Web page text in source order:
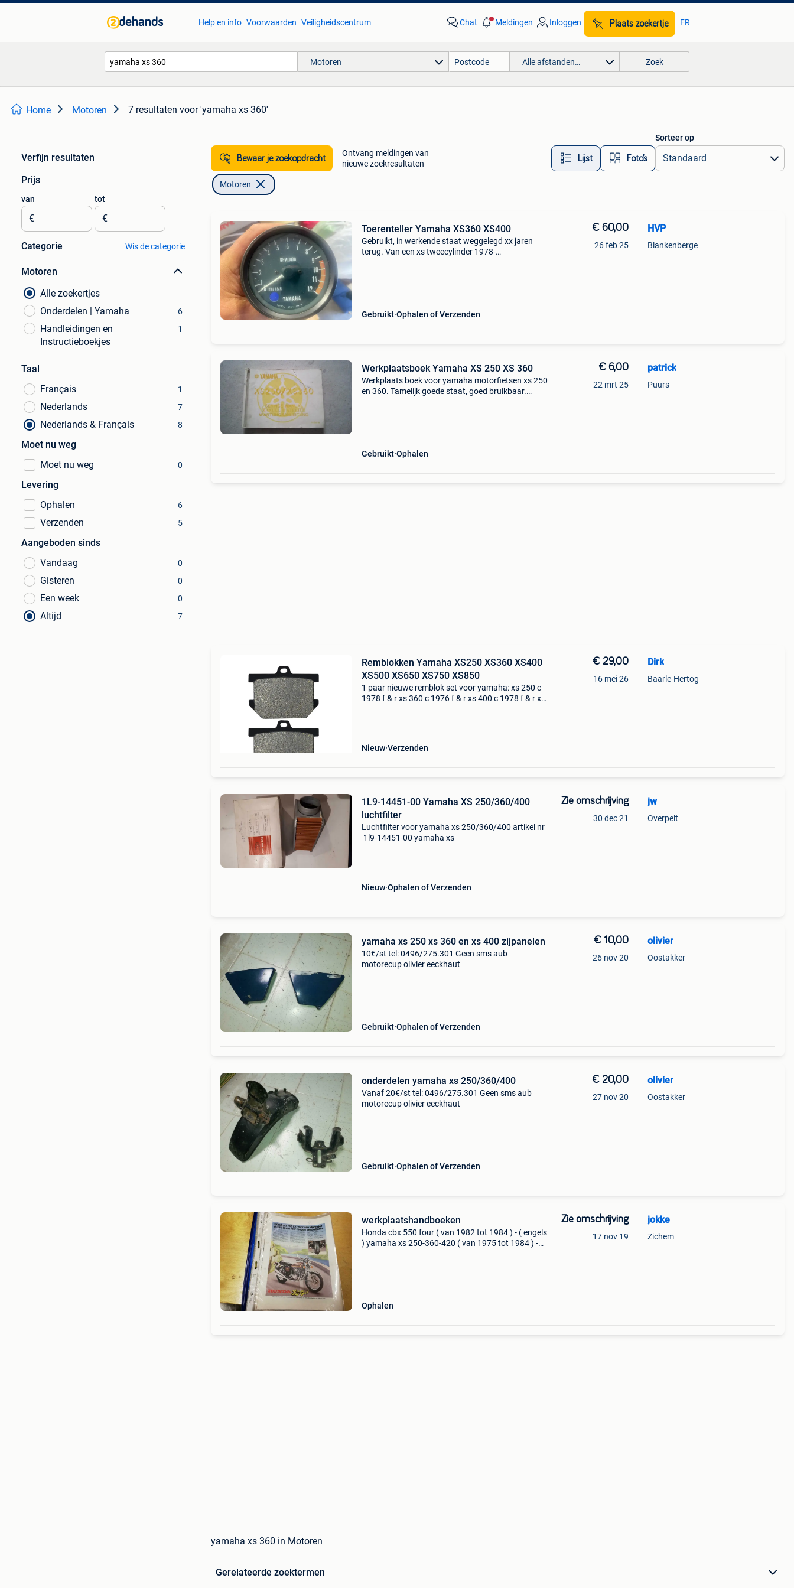
Help en info Voorwaarden Veiligheidscentrum Chat Meldingen Inloggen Plaats zoekertje FR
Motoren Alle afstanden… Zoek
Home Motoren 7 resultaten voor 'yamaha xs 360'
Verfijn resultaten
Prijs
van
€
tot
€
Categorie Wis de categorie
Motoren
Alle zoekertjes
Onderdelen | Yamaha
6
Handleidingen en
Instructieboekjes
1
Taal
Français
1
Nederlands 7
Nederlands & Français 8
Moet nu weg
Moet nu weg
0
Levering
Ophalen
6
Verzenden 5
Aangeboden sinds
Vandaag
0
Gisteren 0
Een week 0
Altijd 7
Bewaar je zoekopdracht
Ontvang meldingen van
nieuwe zoekresultaten
Lijst Foto’s
Sorteer op
Motoren
Toerenteller Yamaha XS360 XS400
Gebruikt, in werkende staat weggelegd xx jaren
terug. Van een xs tweecylinder 1978-…
Gebruikt Ophalen of Verzenden
€ 60,00
26 feb 25
HVP
Blankenberge
Werkplaatsboek Yamaha XS 250 XS 360
Werkplaats boek voor yamaha motorfietsen xs 250
en 360. Tamelijk goede staat, goed bruikbaar.
Gebruikt Ophalen
€ 6,00
22 mrt 25
patrick
Puurs
Remblokken Yamaha XS250 XS360 XS400
XS500 XS650 XS750 XS850
1 paar nieuwe remblok set voor yamaha: xs 250 c
1978 f & r xs 360 c 1976 f & r xs 400 c 1978 f & r xs
Nieuw Verzenden
€ 29,00
16 mei 26
Dirk
Baarle-Hertog
1L9-14451-00 Yamaha XS 250/360/400
luchtfilter
Luchtfilter voor yamaha xs 250/360/400 artikel nr
1l9-14451-00 yamaha xs
Nieuw Ophalen of Verzenden
Zie omschrijving
30 dec 21
jw
Overpelt
yamaha xs 250 xs 360 en xs 400 zijpanelen
10€/st tel: 0496/275.301 Geen sms aub
motorecup olivier eeckhaut
Gebruikt Ophalen of Verzenden
€ 10,00
26 nov 20
olivier
Oostakker
onderdelen yamaha xs 250/360/400
Vanaf 20€/st tel: 0496/275.301 Geen sms aub
motorecup olivier eeckhaut
Gebruikt Ophalen of Verzenden
€ 20,00
27 nov 20
olivier
Oostakker
werkplaatshandboeken
Honda cbx 550 four ( van 1982 tot 1984 ) - ( engels
) yamaha xs 250-360-420 ( van 1975 tot 1984 ) -
Ophalen
Zie omschrijving
17 nov 19
jokke
Zichem
yamaha xs 360 in Motoren
Gerelateerde zoektermen